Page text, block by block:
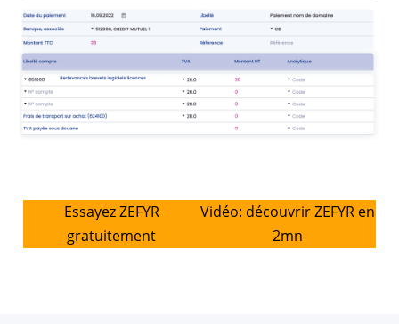
Essayez ZEFYR
gratuitement
Vidéo: découvrir ZEFYR en
2mn